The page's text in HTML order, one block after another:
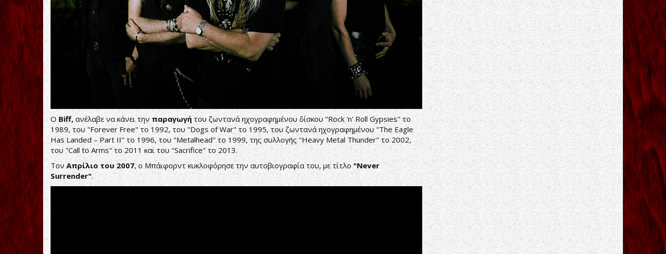
ΟBiff, ανέλαβε να κάνει την παραγωγή του ζωντανά ηχογραφημένου δίσκου "Rock 'n' Roll Gypsies" το
1989, του "Forever Free" το 1992, του "Dogs of War" το 1995, του ζωντανά ηχογραφημένου "The Eagle
Has Landed – Part II" το 1996, του "Metalhead" το 1999, της συλλογής "Heavy Metal Thunder" το 2002,
του "Call to Arms" το 2011 και του "Sacrifice" το 2013.
Τον Απρίλιο του 2007, ο Μπάιφορντ κυκλοφόρησε την αυτοβιογραφία του, με τίτλο"Never
Surrender".